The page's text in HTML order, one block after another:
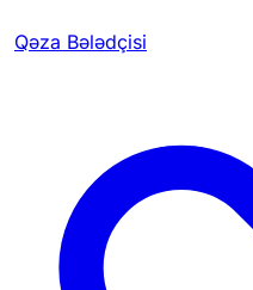
Qəza Bələdçisi